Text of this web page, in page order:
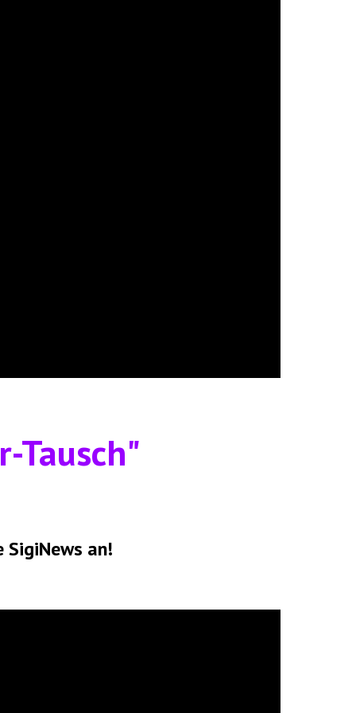
Tausch"
an!